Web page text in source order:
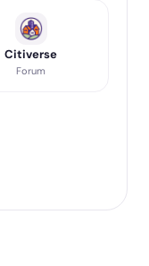
Citiverse
Forum